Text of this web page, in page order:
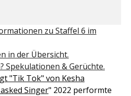
zu Staffel 6 im
in der Übersicht.
Spekulationen & Gerüchte.
"Tik Tok" von Kesha
Singer" 2022 performte